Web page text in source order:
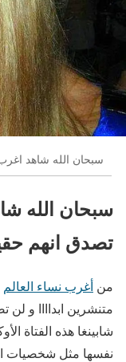
سبحان الله شاهد
سبحان الله
تصدق انهم
من أغرب نساء العالم
متنشرين ابداااا و لن
شابينغا هذه الفتاة
نفسها مثل شخصيات